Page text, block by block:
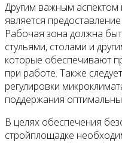
Другим важным аспектом
является
Рабочая зона должна
стульями, столами и
которые обеспечивают
при работе. Также
регулировки
поддержания
В целях обеспечения
стройплощадке